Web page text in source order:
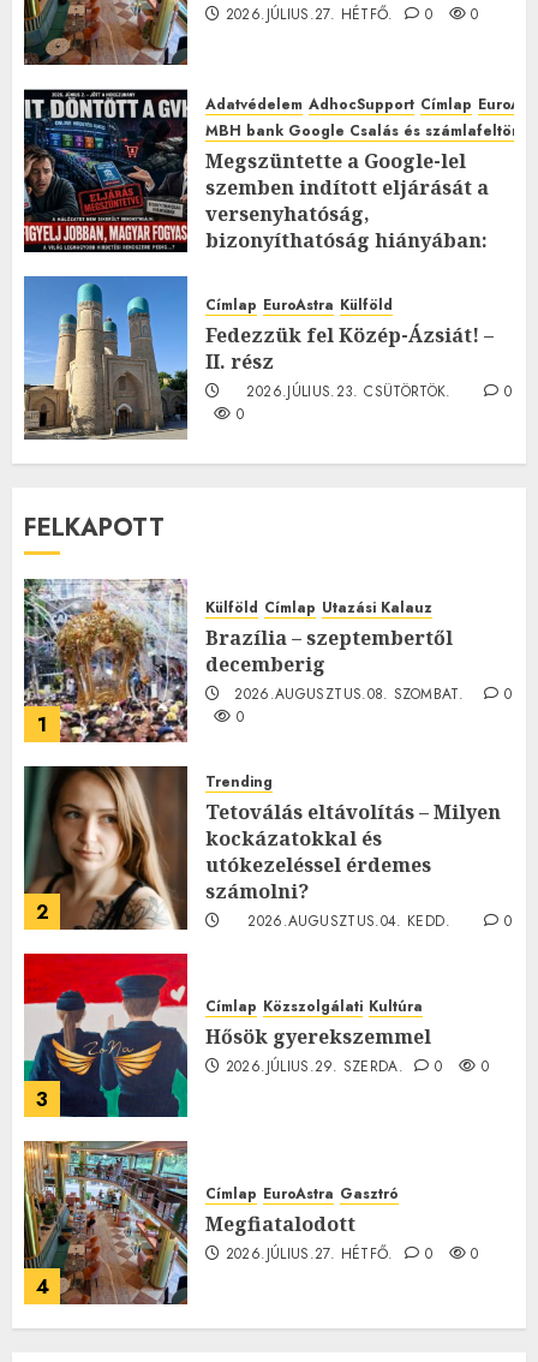
2026.JÚLIUS.27. HÉTFŐ. 0 0
Adatvédelem AdhocSupport Címlap
MBH bank Google Csalás és
Megszüntette a Google-lel
szemben indított eljárását a
versenyhatóság,
bizonyíthatóság hiányában:
2026.JÚLIUS.23. CSÜTÖRTÖK.
0
Címlap EuroAstra Külföld
Fedezzük fel Közép-Ázsiát! –
II. rész
2026.JÚLIUS.23. CSÜTÖRTÖK.
0
0
FELKAPOTT
1
Külföld Címlap Utazási Kalauz
Brazília – szeptembertől
decemberig
2026.AUGUSZTUS.08. SZOMBAT.
0
0
2
Trending
Tetoválás eltávolítás – Milyen
kockázatokkal és
utókezeléssel érdemes
számolni?
2026.AUGUSZTUS.04. KEDD.
0
3
Címlap Közszolgálati Kultúra
Hősök gyerekszemmel
2026.JÚLIUS.29. SZERDA. 0 0
4
Címlap EuroAstra Gasztró
Megfiatalodott
2026.JÚLIUS.27. HÉTFŐ. 0 0